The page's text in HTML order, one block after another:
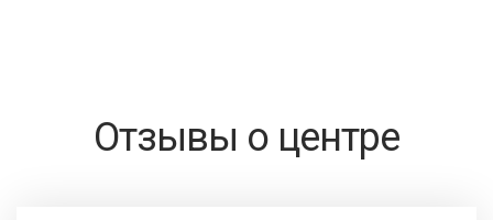
Отзывы о центре